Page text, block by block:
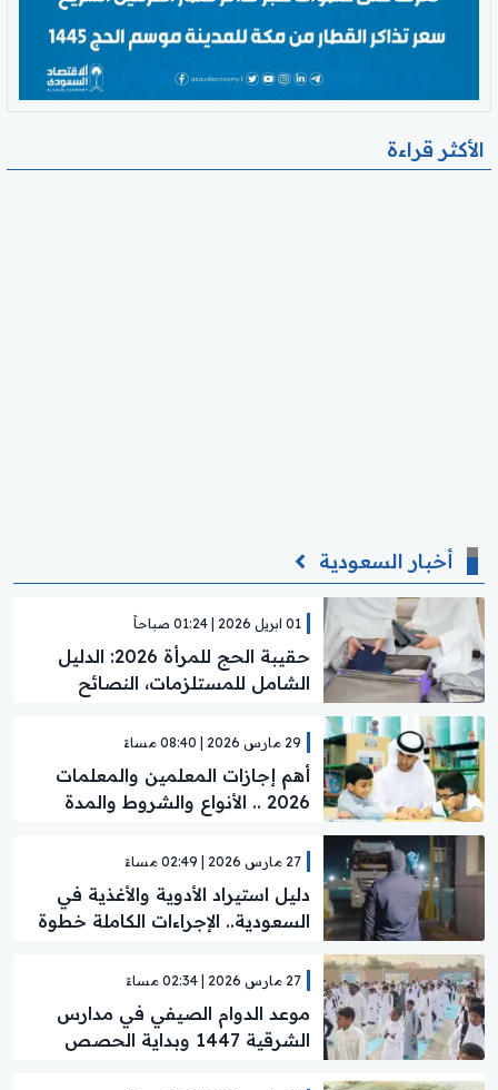
الأكثر قراءة
أخبار السعودية
01 ابريل 2026 | 01:24 صباحاً
حقيبة الحج للمرأة 2026: الدليل
الشامل للمستلزمات، النصائح
29 مارس 2026 | 08:40 مساءً
أهم إجازات المعلمين والمعلمات
2026 .. الأنواع والشروط والمدة
27 مارس 2026 | 02:49 مساءً
دليل استيراد الأدوية والأغذية في
السعودية.. الإجراءات الكاملة خطوة
27 مارس 2026 | 02:34 مساءً
موعد الدوام الصيفي في مدارس
الشرقية 1447 وبداية الحصص